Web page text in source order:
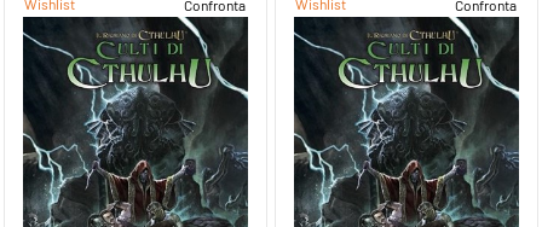
Confronta Confronta